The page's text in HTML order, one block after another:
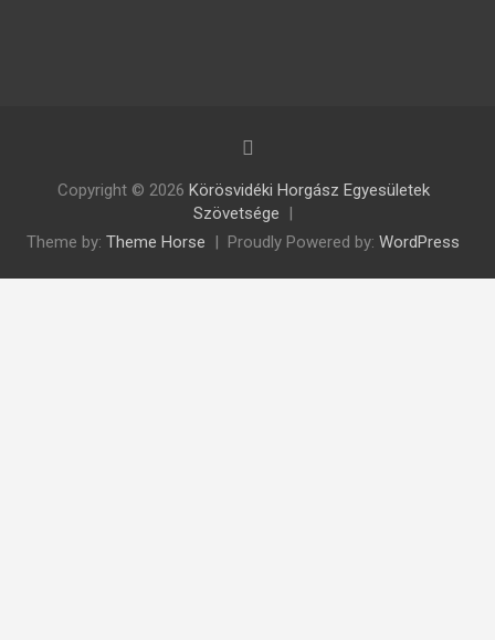
Copyright © 2026 Körösvidéki Horgász Egyesületek
Szövetsége
Theme by: Theme Horse Proudly Powered by: WordPress